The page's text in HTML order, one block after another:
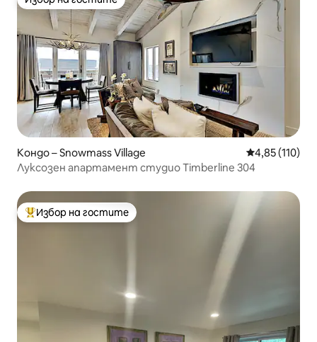
Избор на гостите
Кондо – Snowmass Village Средна
4,85 (110)
Луксозен апартамент студио Timberline 304
Най-популярен избор на гостите
Избор на гостите